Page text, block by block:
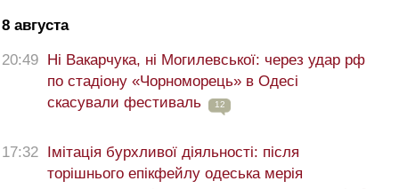
8 августа
20:49
Ні Вакарчука, ні Могилевської: через удар рф
по стадіону «Чорноморець» в Одесі
скасували фестиваль
12
17:32
Імітація бурхливої діяльності: після
торішнього епікфейлу одеська мерія